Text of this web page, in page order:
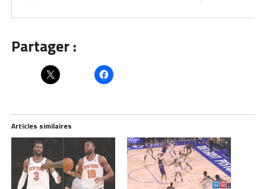
Partager :
Articles similaires